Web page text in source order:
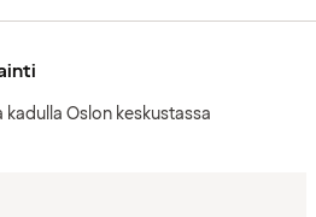
kadulla Oslon keskustassa